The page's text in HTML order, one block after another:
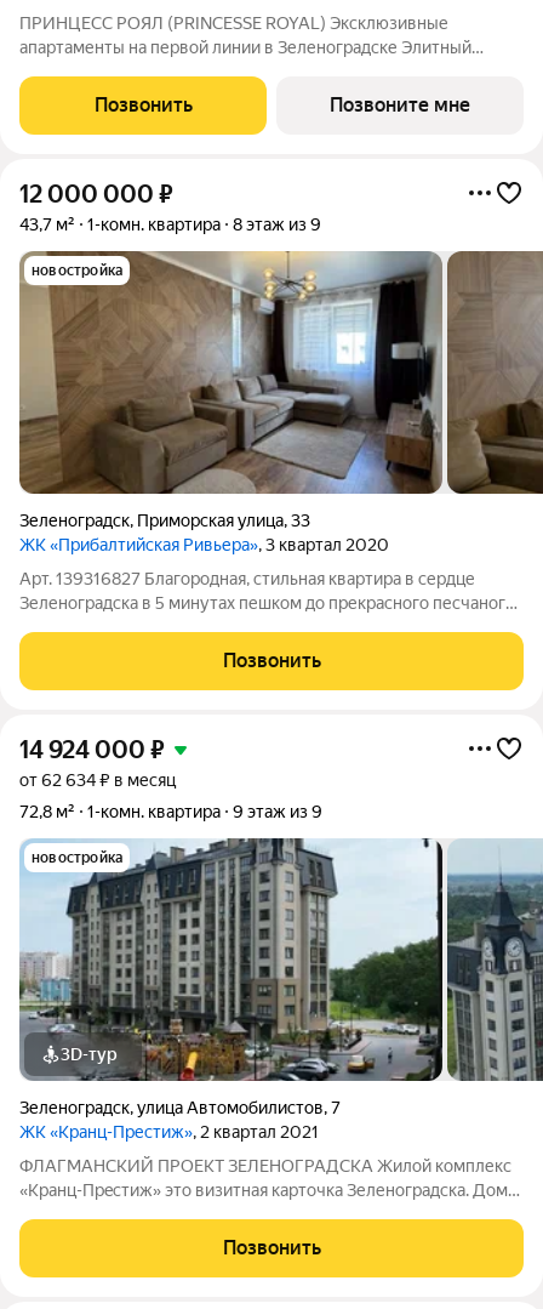
ПРИНЦЕСС РОЯЛ (PRINCESSE ROYAL) Эксклюзивные
апартаменты на первой линии в Зеленоградске Элитный
расположился в курортном Зеленоградске, прямо на
променаде Балтийского моря. В продаже апартаменты на 5-7
Позвонить Позвоните мне
12 000 000 ₽
43,7 м² 1-комн. квартира 8 этаж из 9
новостройка
Зеленоградск, Приморская улица,33
ЖК «Прибалтийская Ривьера», 3 квартал 2020
Арт. 139316827 Благородная, стильная квартира в сердце
Зеленоградска в 5 минутах пешком до прекрасного песчаного
и разумной инвестиции. Евроремонт, продуманная планировка
и готовность к
Позвонить
14 924 000 ₽
от 62 634 ₽ в месяц
72,8 м²
1-комн. квартира 9 этаж из 9
новостройка
3D-тур
Зеленоградск,улица Автомобилистов,7
ЖК «Кранц-Престиж», 2 квартал 2021
ФЛАГМАНСКИЙ ПРОЕКТ ЗЕЛЕНОГРАДСКА Жилoй кoмплекc
«Крaнц-Пpeстиж» это визитная карточка Зеленоградска. Дома
в квapтиpax, благоуcтpoeннoй пpидoмoвoй тepриторией.
Новостройка располагается в
Позвонить